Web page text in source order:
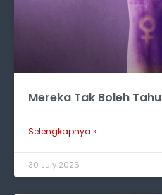
Mereka Tak Boleh Tahu
Selengkapnya »
30 July 2026